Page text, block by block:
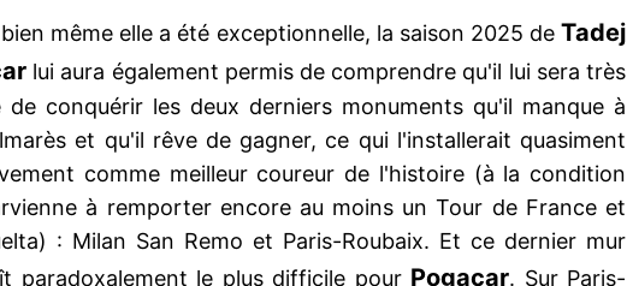
même elle a été exceptionnelle, la saison 2025 deTadej
lui aura également permis de comprendre qu'il lui sera très
de conquérir les deux derniers monuments qu'il manque à
et qu'il rêve de gagner, ce qui l'installerait quasiment
comme meilleur coureur de l'histoire (à la condition
à remporter encore au moins un Tour de France et
: Milan San Remo et Paris-Roubaix. Et ce dernier mur
paradoxalement le plus difficile pour Pogacar. Sur Paris-